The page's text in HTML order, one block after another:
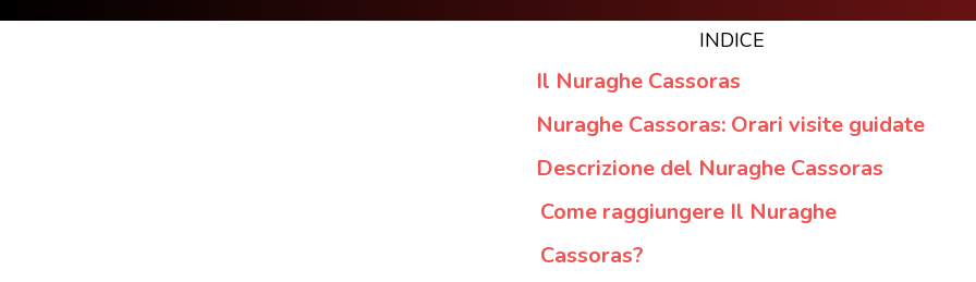
INDICE
Il Nuraghe Cassoras
Nuraghe Cassoras: Orari visite guidate
Descrizione del Nuraghe Cassoras
Come raggiungere Il Nuraghe
Cassoras?